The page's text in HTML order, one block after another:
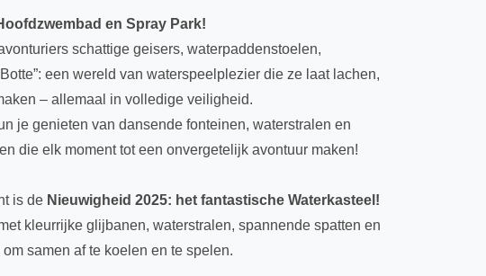
en Spray Park!
schattige geisers, waterpaddenstoelen,
een wereld van waterspeelplezier die ze laat lachen,
– allemaal in volledige veiligheid.
je genieten van dansende fonteinen, waterstralen en
die elk moment tot een onvergetelijk avontuur maken!
is de Nieuwigheid 2025: het fantastische Waterkasteel!
kleurrijke glijbanen, waterstralen, spannende spatten en
samen af te koelen en te spelen.